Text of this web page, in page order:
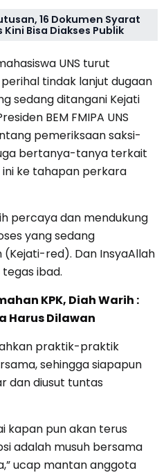
16 Dokumen Syarat
Bisa Diakses Publik
UNS turut
tindak lanjut dugaan
sedang ditangani Kejati
BEM FMIPA UNS
pemeriksaan saksi-
bertanya-tanya terkait
ini ke tahapan perkara
percaya dan mendukung
yang sedang
(Kejati-red). Dan InsyaAllah
tegas ibad.
KPK, Diah Warih :
Harus Dilawan
praktik-praktik
sehingga siapapun
dan diusut tuntas
kapan pun akan terus
adalah musuh bersama
ucap mantan anggota